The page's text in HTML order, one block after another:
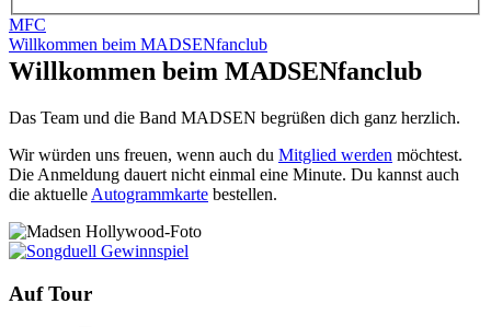
MFC
Willkommen beim MADSENfanclub
Willkommen beim MADSENfanclub
Das Team und die Band MADSEN begrüßen dich ganz herzlich.
Wir würden uns freuen, wenn auch du Mitglied werden möchtest.
Die Anmeldung dauert nicht einmal eine Minute. Du kannst auch
die aktuelle Autogrammkarte bestellen.
Auf Tour